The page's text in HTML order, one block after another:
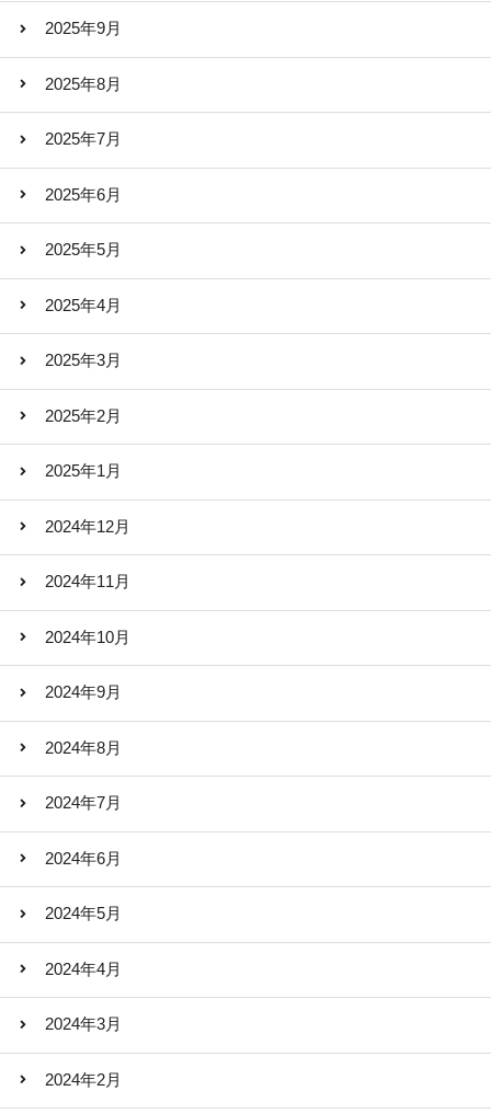
2025年9月
2025年8月
2025年7月
2025年6月
2025年5月
2025年4月
2025年3月
2025年2月
2025年1月
2024年12月
2024年11月
2024年10月
2024年9月
2024年8月
2024年7月
2024年6月
2024年5月
2024年4月
2024年3月
2024年2月